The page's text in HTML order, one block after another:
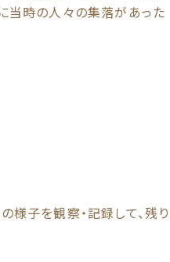
当時の人々の集落があった
子を観察・記録して、残り